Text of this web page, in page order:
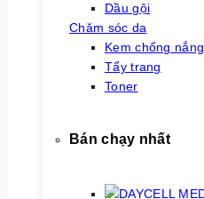
Dầu gội
Chăm sóc da
Kem chống nắng
Tẩy trang
Toner
Bán chạy nhất